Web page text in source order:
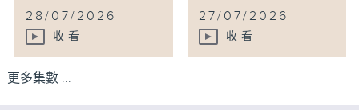
28/07/2026
收看
27/07/2026
收看
更多集數 ...